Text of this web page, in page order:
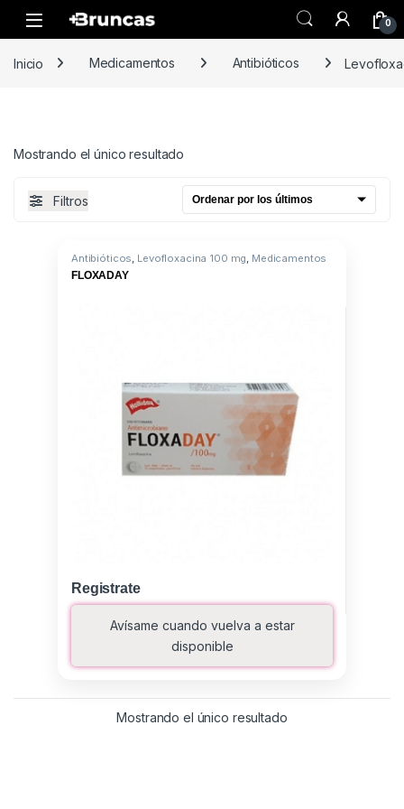
Skip to navigation
Skip to content
0
Inicio Medicamentos Antibióticos
Mostrando el único resultado
Filtros
Antibióticos, Levofloxacina 100 mg, Medicamentos
FLOXADAY
Registrate
Avísame cuando vuelva a estar
disponible
Mostrando el único resultado